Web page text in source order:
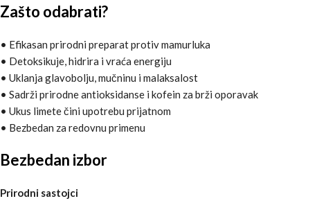
Zašto odabrati?
• Efikasan prirodni preparat protiv mamurluka
• Detoksikuje, hidrira i vraća energiju
• Uklanja glavobolju, mučninu i malaksalost
• Sadrži prirodne antioksidanse i kofein za brži oporavak
• Ukus limete čini upotrebu prijatnom
• Bezbedan za redovnu primenu
Bezbedan izbor
Prirodni sastojci